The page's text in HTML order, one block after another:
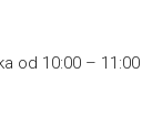
od 10:00 – 11:00